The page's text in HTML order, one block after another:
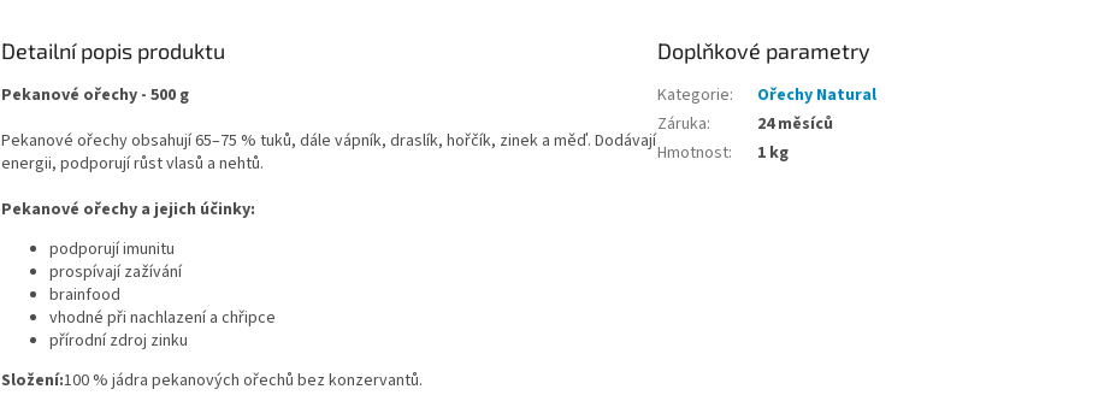
Detailní popis produktu
Pekanové ořechy - 500 g
Pekanové ořechy obsahují 65–75 % tuků, dále vápník, draslík, hořčík, zinek a měď. Dodávají
energii, podporují růst vlasů a nehtů.
Pekanové ořechy a jejich účinky:
podporují imunitu
prospívají zažívání
brainfood
vhodné při nachlazení a chřipce
přírodní zdroj zinku
Složení:100 % jádra pekanových ořechů bez konzervantů.
Doplňkové parametry
Kategorie:
Ořechy Natural
Záruka:
24 měsíců
Hmotnost: 1 kg